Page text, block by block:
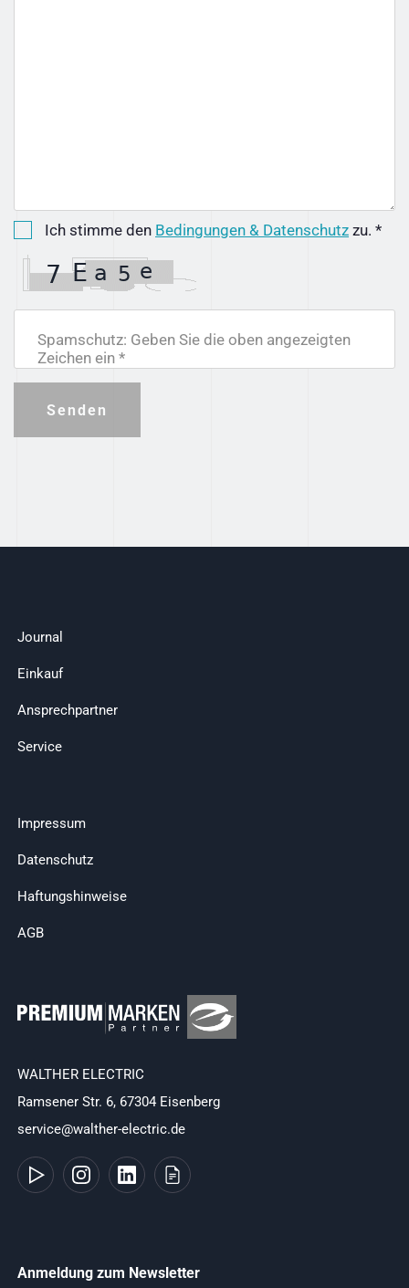
Ich stimme den Bedingungen & Datenschutz zu. *
Spamschutz: Geben Sie die oben angezeigten
Zeichen ein *
Senden
Journal
Einkauf
Ansprechpartner
Service
Impressum
Datenschutz
Haftungshinweise
AGB
WALTHER ELECTRIC
Ramsener Str. 6, 67304 Eisenberg
service@walther-electric.de
Anmeldung zum Newsletter